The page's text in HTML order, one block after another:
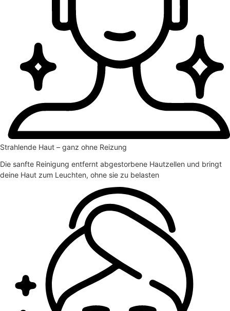
Strahlende Haut – ganz ohne Reizung
Die sanfte Reinigung entfernt abgestorbene Hautzellen und bringt
deine Haut zum Leuchten, ohne sie zu belasten